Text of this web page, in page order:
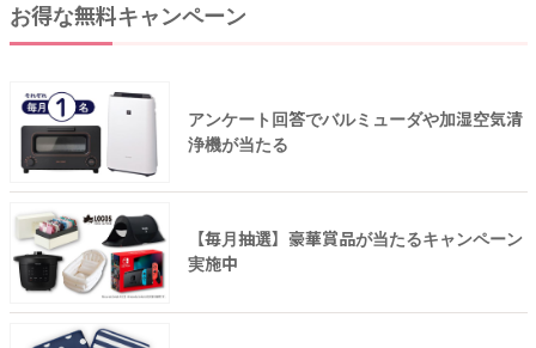
お得な無料キャンペーン
アンケート回答でバルミューダや加湿空気清
浄機が当たる
【毎月抽選】豪華賞品が当たるキャンペーン
実施中